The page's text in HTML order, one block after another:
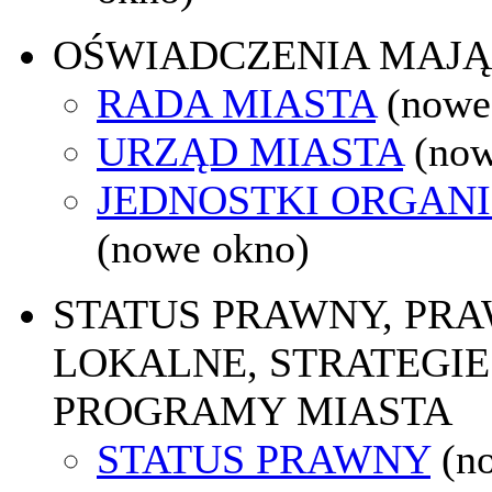
OŚWIADCZENIA
RADA MIASTA
URZĄD MIASTA
JEDNOSTKI
(nowe okno)
STATUS PRAWNY,
LOKALNE,
PROGRAMY MIASTA
STATUS PRAWNY